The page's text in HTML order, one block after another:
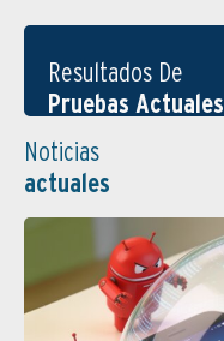
Resultados De
Pruebas Actuales
Noticias
actuales